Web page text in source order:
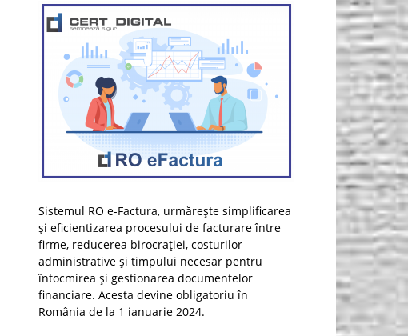
Sistemul RO e-Factura, urmărește simplificarea
și eficientizarea procesului de facturare între
firme, reducerea birocrației, costurilor
administrative și timpului necesar pentru
întocmirea și gestionarea documentelor
financiare. Acesta devine obligatoriu în
România de la 1 ianuarie 2024.